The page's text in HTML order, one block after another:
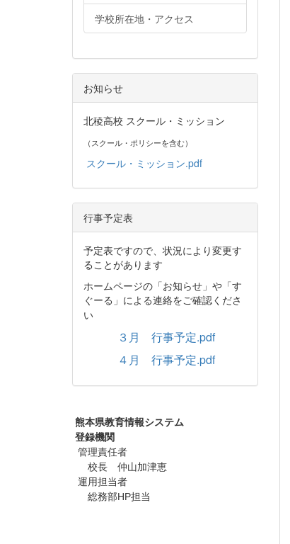
学校所在地・アクセス
お知らせ
北稜高校 スクール・ミッション
（スクール・ポリシーを含む）
スクール・ミッション.pdf
行事予定表
予定表ですので、状況により変更す
ることがあります
ホームページの「お知らせ」や「す
ぐーる」による連絡をご確認くださ
い
３月 行事予定.pdf
４月 行事予定.pdf
熊本県教育情報システム
登録機関
管理責任者
校長 仲山加津恵
運用担当者
総務部HP担当